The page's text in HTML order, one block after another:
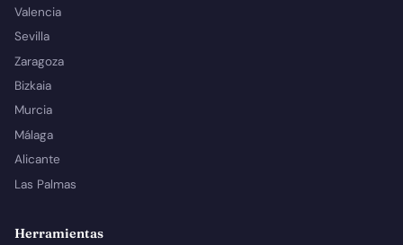
Valencia
Sevilla
Zaragoza
Bizkaia
Murcia
Málaga
Alicante
Las Palmas
Herramientas